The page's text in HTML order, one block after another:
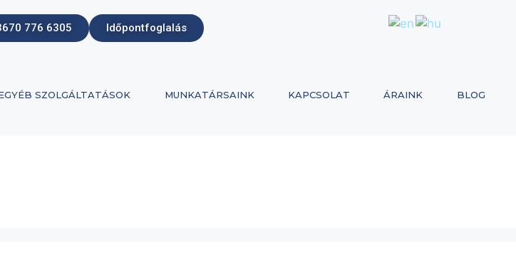
776 6305 Időpontfoglalás
SZOLGÁLTATÁSOK MUNKATÁRSAINK KAPCSOLAT ÁRAINK BLOG